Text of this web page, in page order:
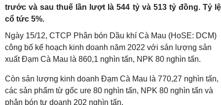
trước và sau thuế lần lượt là 544 tỷ và 513 tỷ đồng. Tỷ lệ
cổ tức 5%.
Ngày 15/12, CTCP Phân bón Dầu khí Cà Mau (HoSE: DCM)
công bố kế hoạch kinh doanh năm 2022 với sản lượng sản
xuất Đạm Cà Mau là 860,1 nghìn tấn, NPK 80 nghìn tấn.
Còn sản lượng kinh doanh Đạm Cà Mau là 770,27 nghìn tấn,
các sản phẩm từ gốc ure 80 nghìn tấn, NPK 80 nghìn tấn và
phân bón tự doanh 202 nghìn tấn.